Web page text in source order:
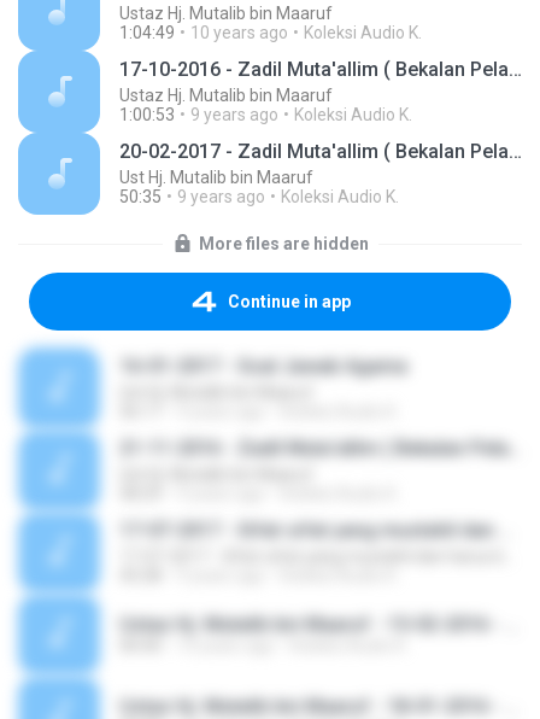
Ustaz Hj. Mutalib bin Maaruf
1:04:49
10 years ago Koleksi Audio K.
17-10-2016 - Zadil Muta'allim ( Bekalan Pelajar ) - Bab Tauhid Sifat 20
Ustaz Hj. Mutalib bin Maaruf
1:00:53
9 years ago Koleksi Audio K.
20-02-2017 - Zadil Muta'allim ( Bekalan Pelajar ) - Bab Sifat Yang Harus Bagi ALLAH S.W.T. www.facebook.com/jadualkuliyyah
Ust Hj. Mutalib bin Maaruf
50:35
9 years ago Koleksi Audio K.
More files are hidden
Continue in app
16-01-2017 - Soal Jawab Agama